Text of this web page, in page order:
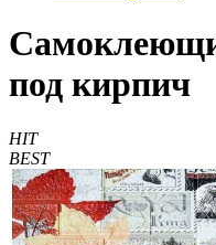
под кирпич
HIT
BEST